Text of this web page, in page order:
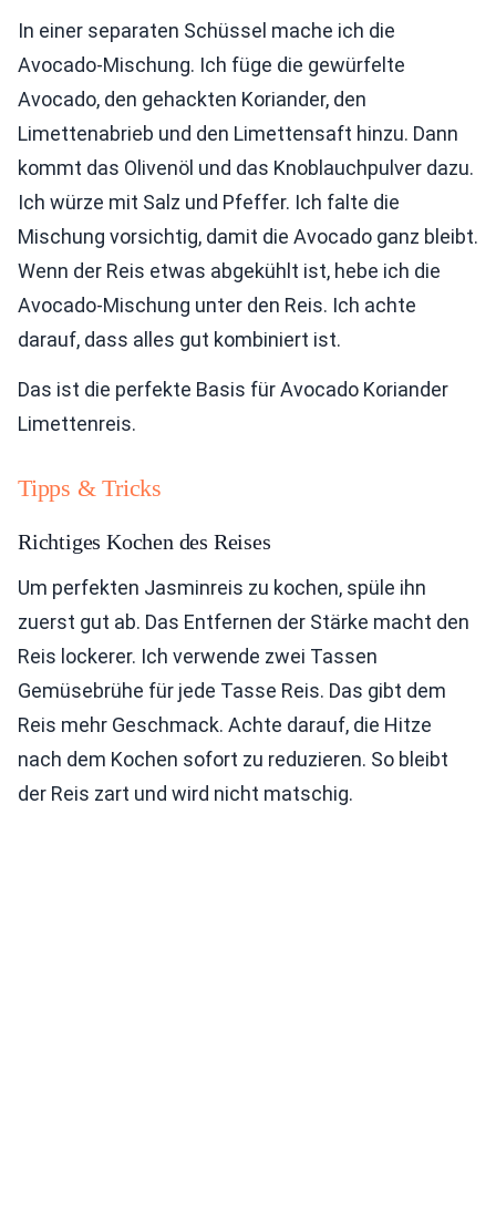
In einer separaten Schüssel mache ich die
Avocado-Mischung. Ich füge die gewürfelte
Avocado, den gehackten Koriander, den
Limettenabrieb und den Limettensaft hinzu. Dann
kommt das Olivenöl und das Knoblauchpulver dazu.
Ich würze mit Salz und Pfeffer. Ich falte die
Mischung vorsichtig, damit die Avocado ganz bleibt.
Wenn der Reis etwas abgekühlt ist, hebe ich die
Avocado-Mischung unter den Reis. Ich achte
darauf, dass alles gut kombiniert ist.
Das ist die perfekte Basis für Avocado Koriander
Limettenreis.
Tipps & Tricks
Richtiges Kochen des Reises
Um perfekten Jasminreis zu kochen, spüle ihn
zuerst gut ab. Das Entfernen der Stärke macht den
Reis lockerer. Ich verwende zwei Tassen
Gemüsebrühe für jede Tasse Reis. Das gibt dem
Reis mehr Geschmack. Achte darauf, die Hitze
nach dem Kochen sofort zu reduzieren. So bleibt
der Reis zart und wird nicht matschig.